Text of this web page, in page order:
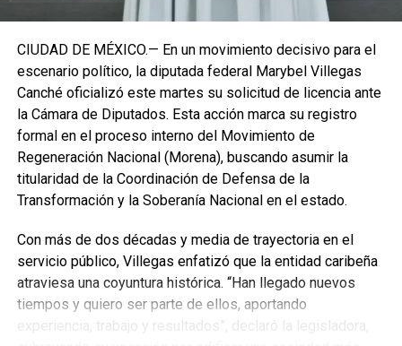
Recibe las noticias al instante
CIUDAD DE MÉXICO.— En un movimiento decisivo para el
escenario político, la diputada federal Marybel Villegas
Canché oficializó este martes su solicitud de licencia ante
la Cámara de Diputados. Esta acción marca su registro
formal en el proceso interno del Movimiento de
Regeneración Nacional (Morena), buscando asumir la
titularidad de la Coordinación de Defensa de la
Transformación y la Soberanía Nacional en el estado.
Con más de dos décadas y media de trayectoria en el
servicio público, Villegas enfatizó que la entidad caribeña
atraviesa una coyuntura histórica. “Han llegado nuevos
tiempos y quiero ser parte de ellos, aportando
experiencia, trabajo y resultados”, declaró la legisladora,